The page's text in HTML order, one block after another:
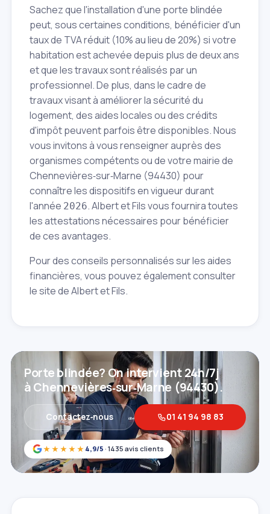
Sachez que l'installation d'une porte blindée
peut, sous certaines conditions, bénéficier d'un
taux de TVA réduit (10% au lieu de 20%) si votre
habitation est achevée depuis plus de deux ans
et que les travaux sont réalisés par un
professionnel. De plus, dans le cadre de
travaux visant à améliorer la sécurité du
logement, des aides locales ou des crédits
d'impôt peuvent parfois être disponibles. Nous
vous invitons à vous renseigner auprès des
organismes compétents ou de votre mairie de
Chennevières‑sur‑Marne (94430) pour
connaître les dispositifs en vigueur durant
l'année 2026. Albert et Fils vous fournira toutes
les attestations nécessaires pour bénéficier
de ces avantages.
Pour des conseils personnalisés sur les aides
financières, vous pouvez également consulter
le site de Albert et Fils.
★★★★★ 4,9/5 · 1435 avis clients
Porte blindée? On intervient 24h/7j
à Chennevières‑sur‑Marne (94430).
Contactez‑nous 01 41 94 98 83